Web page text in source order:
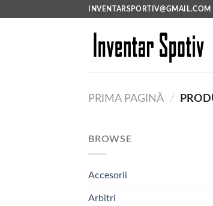
INVENTARSPORTIV@GMAIL.COM
PRIMA PAGINĂ /
BROWSE
Accesorii
Arbitri